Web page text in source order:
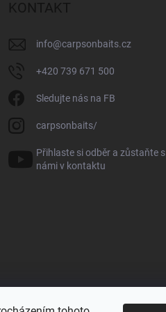
KONTAKT
info@carpsonbaits.cz
+420 739 671 500
Sledujte nás na FB
carpsonbaits/
Přihlaste si odběr a zůstaňte s
námi v kontaktu